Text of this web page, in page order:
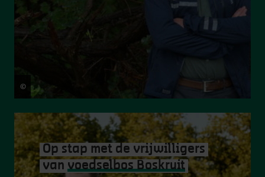
© Hugo Kegelaers
Op stap met de vrijwilligers
van voedselbos Boskruit